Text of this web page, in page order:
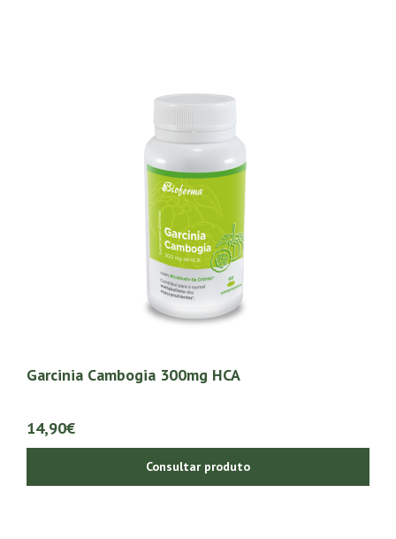
Garcinia Cambogia 300mg HCA
14,90€
Consultar produto